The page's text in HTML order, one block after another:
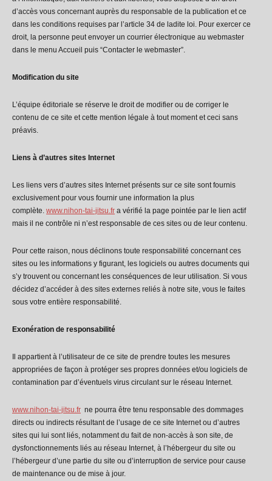
d’accès vous concernant auprès du responsable de la publication et ce
dans les conditions requises par l’article 34 de ladite loi. Pour exercer ce
droit, la personne peut envoyer un courrier électronique au webmaster
dans le menu Accueil puis “Contacter le webmaster”.
Modification du site
L’équipe éditoriale se réserve le droit de modifier ou de corriger le
contenu de ce site et cette mention légale à tout moment et ceci sans
préavis.
Liens à d’autres sites Internet
Les liens vers d’autres sites Internet présents sur ce site sont fournis
exclusivement pour vous fournir une information la plus
complète. www.nihon-tai-jitsu.fr a vérifié la page pointée par le lien actif
mais il ne contrôle ni n’est responsable de ces sites ou de leur contenu.
Pour cette raison, nous déclinons toute responsabilité concernant ces
sites ou les informations y figurant, les logiciels ou autres documents qui
s’y trouvent ou concernant les conséquences de leur utilisation. Si vous
décidez d’accéder à des sites externes reliés à notre site, vous le faites
sous votre entière responsabilité.
Exonération de responsabilité
Il appartient à l’utilisateur de ce site de prendre toutes les mesures
appropriées de façon à protéger ses propres données et/ou logiciels de
contamination par d’éventuels virus circulant sur le réseau Internet.
www.nihon-tai-jitsu.fr ne pourra être tenu responsable des dommages
directs ou indirects résultant de l’usage de ce site Internet ou d’autres
sites qui lui sont liés, notamment du fait de non-accès à son site, de
dysfonctionnements liés au réseau Internet, à l’hébergeur du site ou
l’hébergeur d’une partie du site ou d’interruption de service pour cause
de maintenance ou de mise à jour.